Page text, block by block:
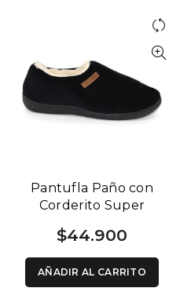
Pantufla Paño con
Corderito Super
1258 A
$44.900
AÑADIR AL CARRITO